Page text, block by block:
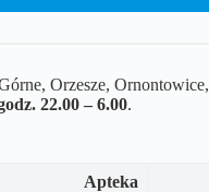
Orzesze,
22.00 – 6.00.
Apteka